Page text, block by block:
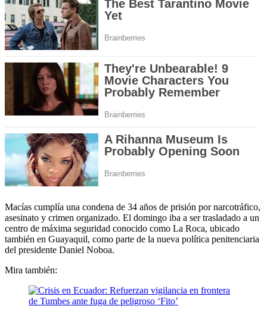
Macías cumplía una condena de 34 años de prisión por narcotráfico,
asesinato y crimen organizado. El domingo iba a ser trasladado a un
centro de máxima seguridad conocido como La Roca, ubicado
también en Guayaquil, como parte de la nueva política penitenciaria
del presidente Daniel Noboa.
Mira también: